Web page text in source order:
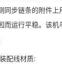
同步链条的附件上
而运行平稳。该
配线材质: